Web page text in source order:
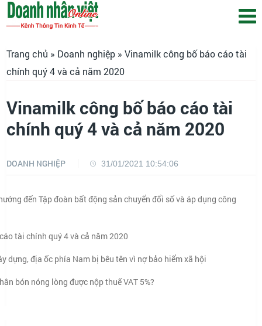
Trang chủ » Doanh nghiệp » Vinamilk công bố báo cáo tài
chính quý 4 và cả năm 2020
Vinamilk công bố báo cáo tài
chính quý 4 và cả năm 2020
DOANH NGHIỆP 31/01/2021 10:54:06
đến Tập đoàn bất động sản chuyển đổi số và áp dụng công
tài chính quý 4 và cả năm 2020
dựng, địa ốc phía Nam bị bêu tên vì nợ bảo hiểm xã hội
bón nóng lòng được nộp thuế VAT 5%?